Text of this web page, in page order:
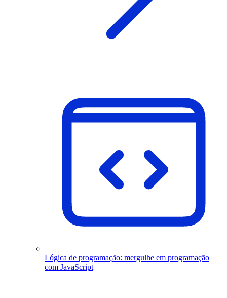
Lógica de programação: mergulhe em programação
com JavaScript